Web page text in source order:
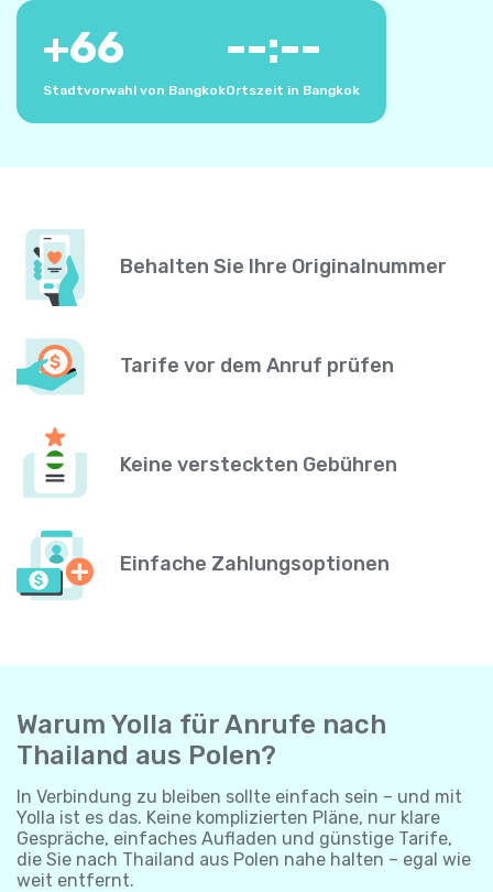
+66
Stadtvorwahl von Bangkok
--:--
Ortszeit in Bangkok
Behalten Sie Ihre Originalnummer
Tarife vor dem Anruf prüfen
Keine versteckten Gebühren
Einfache Zahlungsoptionen
Warum Yolla für Anrufe nach
Thailand aus Polen?
In Verbindung zu bleiben sollte einfach sein – und mit
Yolla ist es das. Keine komplizierten Pläne, nur klare
Gespräche, einfaches Aufladen und günstige Tarife,
die Sie nach Thailand aus Polen nahe halten – egal wie
weit entfernt.